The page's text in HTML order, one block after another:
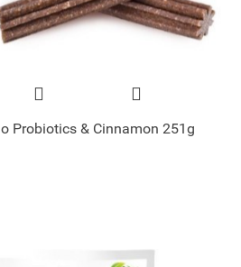
Probiotics & Cinnamon 251g